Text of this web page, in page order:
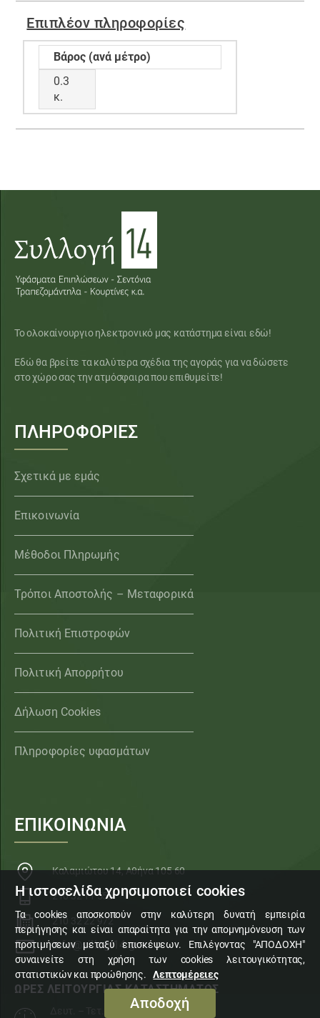
Επιπλέον πληροφορίες
Βάρος (ανά μέτρο)
0.3
κ.
Το ολοκαίνουργιο ηλεκτρονικό μας κατάστημα είναι εδώ!
Εδώ θα βρείτε τα καλύτερα σχέδια της αγοράς για να δώσετε
στο χώρο σας την ατμόσφαιρα που επιθυμείτε!
ΠΛΗΡΟΦΟΡΙΕΣ
Σχετικά με εμάς
Επικοινωνία
Μέθοδοι Πληρωμής
Τρόποι Αποστολής – Μεταφορικά
Πολιτική Επιστροφών
Πολιτική Απορρήτου
Δήλωση Cookies
Πληροφορίες υφασμάτων
ΕΠΙΚΟΙΝΩΝΙΑ
Καλαμιώτου 14, Αθήνα 105 60
210 32 11 553
210 32 22 972
info@sillogi14.gr
ΩΡΕΣ ΛΕΙΤΟΥΡΓΙΑΣ ΚΑΤΑΣΤΗΜΑΤΟΣ
Δευτ. – Τετ. – Σάβ. 10:00 – 15:00
Η ιστοσελίδα χρησιμοποιεί cookies
Τα cookies αποσκοπούν στην καλύτερη δυνατή εμπειρία
περιήγησης και είναι απαραίτητα για την απομνημόνευση των
προτιμήσεων μεταξύ επισκέψεων. Επιλέγοντας "ΑΠΟΔΟΧΗ"
συναινείτε στη χρήση των cookies λειτουγικότητας,
στατιστικών και προώθησης.
Λεπτομέρειες
Αποδοχή